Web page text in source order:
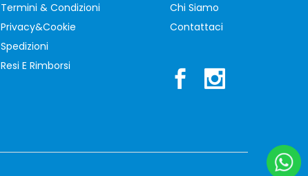
Termini & Condizioni
Privacy&Cookie
Spedizioni
Resi E Rimborsi
Chi Siamo
Contattaci